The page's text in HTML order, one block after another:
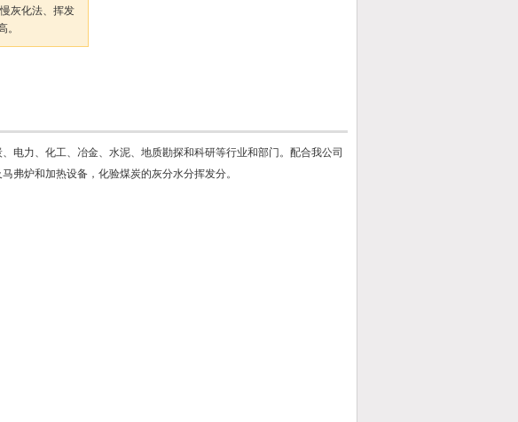
灰化法、挥发
。
电力、化工、冶金、水泥、地质勘探和科研等行业和部门。配合我公司
弗炉和加热设备，化验煤炭的灰分水分挥发分。